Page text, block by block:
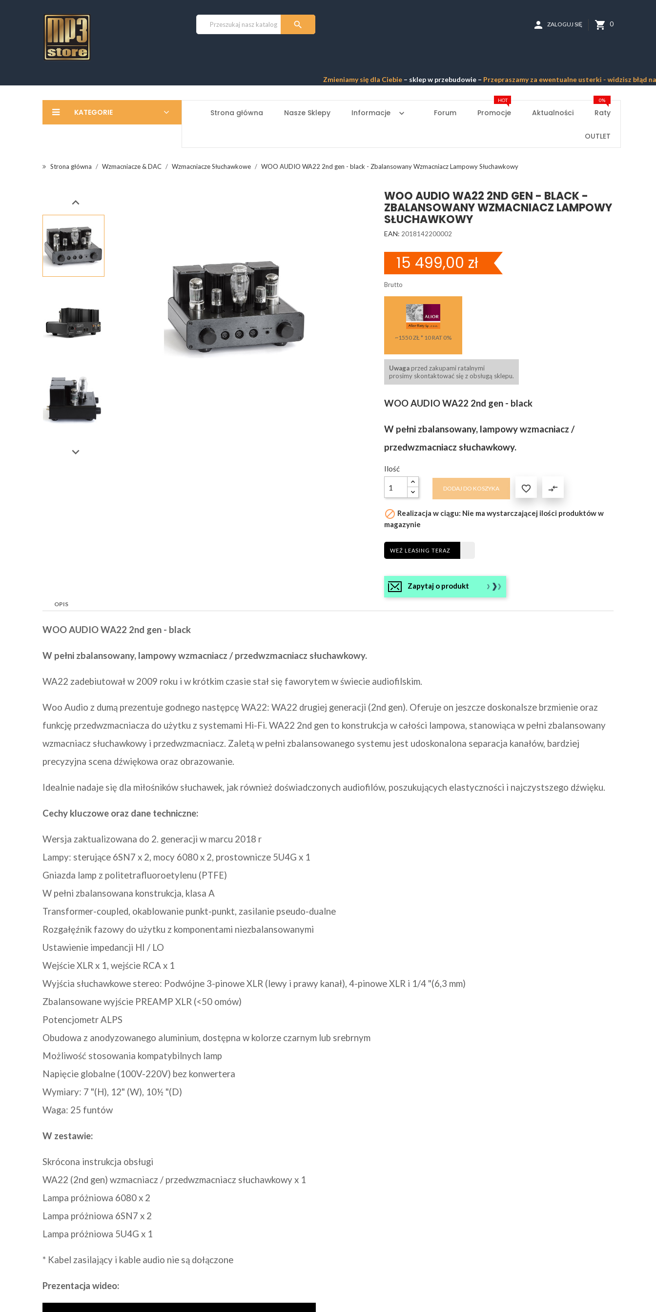
 shopping_cart 0
person ZALOGUJ SIĘ
Zmieniamy się dla Ciebie– sklep w przebudowie –Przepraszamy za ewentualne usterki - widzisz błąd na
KATEGORIE Strona główna Nasze Sklepy Informacje keyboard_arrow_down Forum Promocje
HOT
Aktualności Raty
0%
OUTLET
Strona główna Wzmacniacze & DAC Wzmacniacze Słuchawkowe WOO AUDIO WA22 2nd gen - black - Zbalansowany Wzmacniacz Lampowy Słuchawkowy


WOO AUDIO WA22 2ND GEN - BLACK -
ZBALANSOWANY WZMACNIACZ LAMPOWY
SŁUCHAWKOWY
EAN: 2018142200002
15 499,00 zł
Brutto
~1550 ZŁ * 10 RAT 0%
Uwagaprzed zakupami ratalnymi
prosimy skontaktować się z obsługą sklepu.
WOO AUDIO WA22 2nd gen - black
W pełni zbalansowany, lampowy wzmacniacz /
przedwzmacniacz słuchawkowy.
Ilość
DODAJ DO KOSZYKA  compare_arrows
 Realizacja w ciągu: Nie ma wystarczającej ilości produktów w
magazynie
WEŹ LEASING TERAZ
Zapytaj o produkt
OPIS
WOO AUDIO WA22 2nd gen - black
W pełni zbalansowany, lampowy wzmacniacz / przedwzmacniacz słuchawkowy.
WA22 zadebiutował w 2009 roku i w krótkim czasie stał się faworytem w świecie audiofilskim.
Woo Audio z dumą prezentuje godnego następcę WA22: WA22 drugiej generacji (2nd gen). Oferuje on jeszcze doskonalsze brzmienie oraz
funkcję przedwzmacniacza do użytku z systemami Hi-Fi. WA22 2nd gen to konstrukcja w całości lampowa, stanowiąca w pełni zbalansowany
wzmacniacz słuchawkowy i przedwzmacniacz. Zaletą w pełni zbalansowanego systemu jest udoskonalona separacja kanałów, bardziej
precyzyjna scena dźwiękowa oraz obrazowanie.
Idealnie nadaje się dla miłośników słuchawek, jak również doświadczonych audiofilów, poszukujących elastyczności i najczystszego dźwięku.
Cechy kluczowe oraz dane techniczne:
Wersja zaktualizowana do 2. generacji w marcu 2018 r
Lampy: sterujące 6SN7 x 2, mocy 6080 x 2, prostownicze 5U4G x 1
Gniazda lamp z politetrafluoroetylenu (PTFE)
W pełni zbalansowana konstrukcja, klasa A
Transformer-coupled, okablowanie punkt-punkt, zasilanie pseudo-dualne
Rozgałęźnik fazowy do użytku z komponentami niezbalansowanymi
Ustawienie impedancji HI / LO
Wejście XLR x 1, wejście RCA x 1
Wyjścia słuchawkowe stereo: Podwójne 3-pinowe XLR (lewy i prawy kanał), 4-pinowe XLR i 1/4 "(6,3 mm)
Zbalansowane wyjście PREAMP XLR (<50 omów)
Potencjometr ALPS
Obudowa z anodyzowanego aluminium, dostępna w kolorze czarnym lub srebrnym
Możliwość stosowania kompatybilnych lamp
Napięcie globalne (100V-220V) bez konwertera
Wymiary: 7 "(H), 12" (W), 10½ "(D)
Waga: 25 funtów
W zestawie:
Skrócona instrukcja obsługi
WA22 (2nd gen) wzmacniacz / przedwzmacniacz słuchawkowy x 1
Lampa próżniowa 6080 x 2
Lampa próżniowa 6SN7 x 2
Lampa próżniowa 5U4G x 1
* Kabel zasilający i kable audio nie są dołączone
Prezentacja wideo: